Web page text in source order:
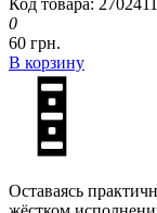
0
60 грн.
В корзину
Оставаясь